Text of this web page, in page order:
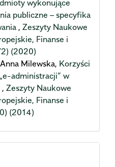
wykonujące
publiczne – specyfika
, Zeszyty Naukowe
Finanse i
(2020)
Milewska, Korzyści
administracji” w
, Zeszyty Naukowe
Finanse i
(2014)